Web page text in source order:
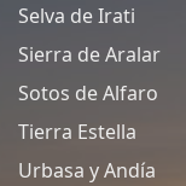
Selva de Irati
Sierra de Aralar
Sotos de Alfaro
Tierra Estella
Urbasa y Andía